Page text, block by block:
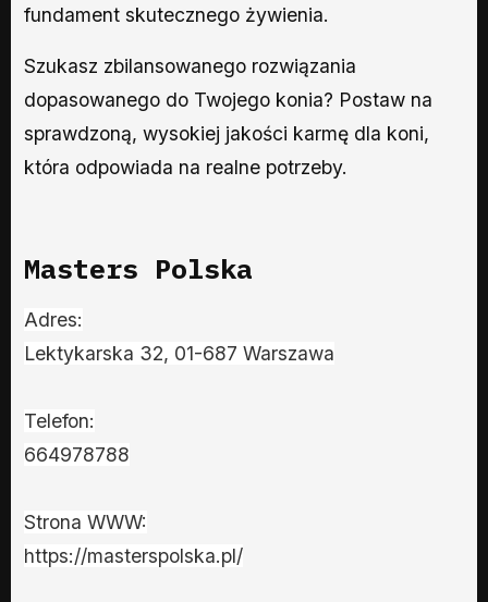
fundament skutecznego żywienia.
Szukasz zbilansowanego rozwiązania
dopasowanego do Twojego konia? Postaw na
sprawdzoną, wysokiej jakości karmę dla koni,
która odpowiada na realne potrzeby.
Masters Polska
Adres:
Lektykarska 32, 01-687 Warszawa
Telefon:
664978788
Strona WWW:
https://masterspolska.pl/